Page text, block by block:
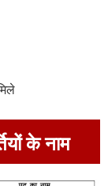
के नाम